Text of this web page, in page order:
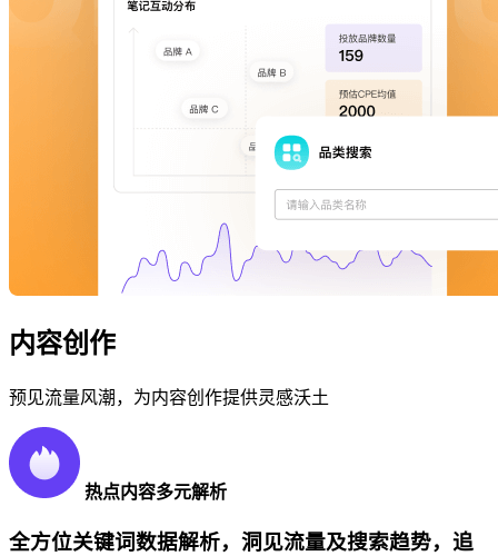
内容创作
预见流量风潮，为内容创作提供灵感沃土
热点内容多元解析
全方位关键词数据解析，洞见流量及搜索趋势，追